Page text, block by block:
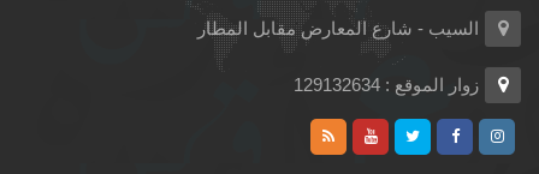
السيب - شارع المعارض مقابل المطار
زوار الموقع : 129132634